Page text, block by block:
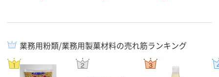
業務用粉類/業務用製菓材料の売れ筋ランキング